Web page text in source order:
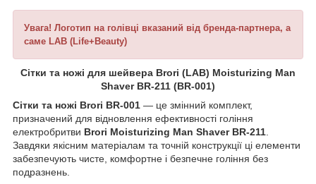
Увага! Логотип на голівці вказаний від бренда-партнера, а
саме LAB (Life+Beauty)
Сітки та ножі для шейвера Brori (LAB) Moisturizing Man
Shaver BR-211 (BR-001)
Сітки та ножі Brori BR-001 — це змінний комплект,
призначений для відновлення ефективності гоління
електробритви Brori Moisturizing Man Shaver BR-211
Завдяки якісним матеріалам та точній конструкції ці елементи
забезпечують чисте, комфортне і безпечне гоління без
подразнень.